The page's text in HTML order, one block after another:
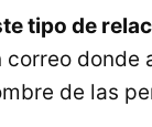
tipo de
correo donde
de las